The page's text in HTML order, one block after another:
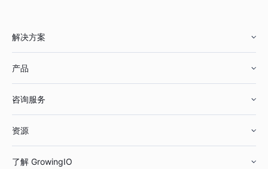
解决方案
鞋服行业
产品
咨询服务
资源
了解 GrowingIO